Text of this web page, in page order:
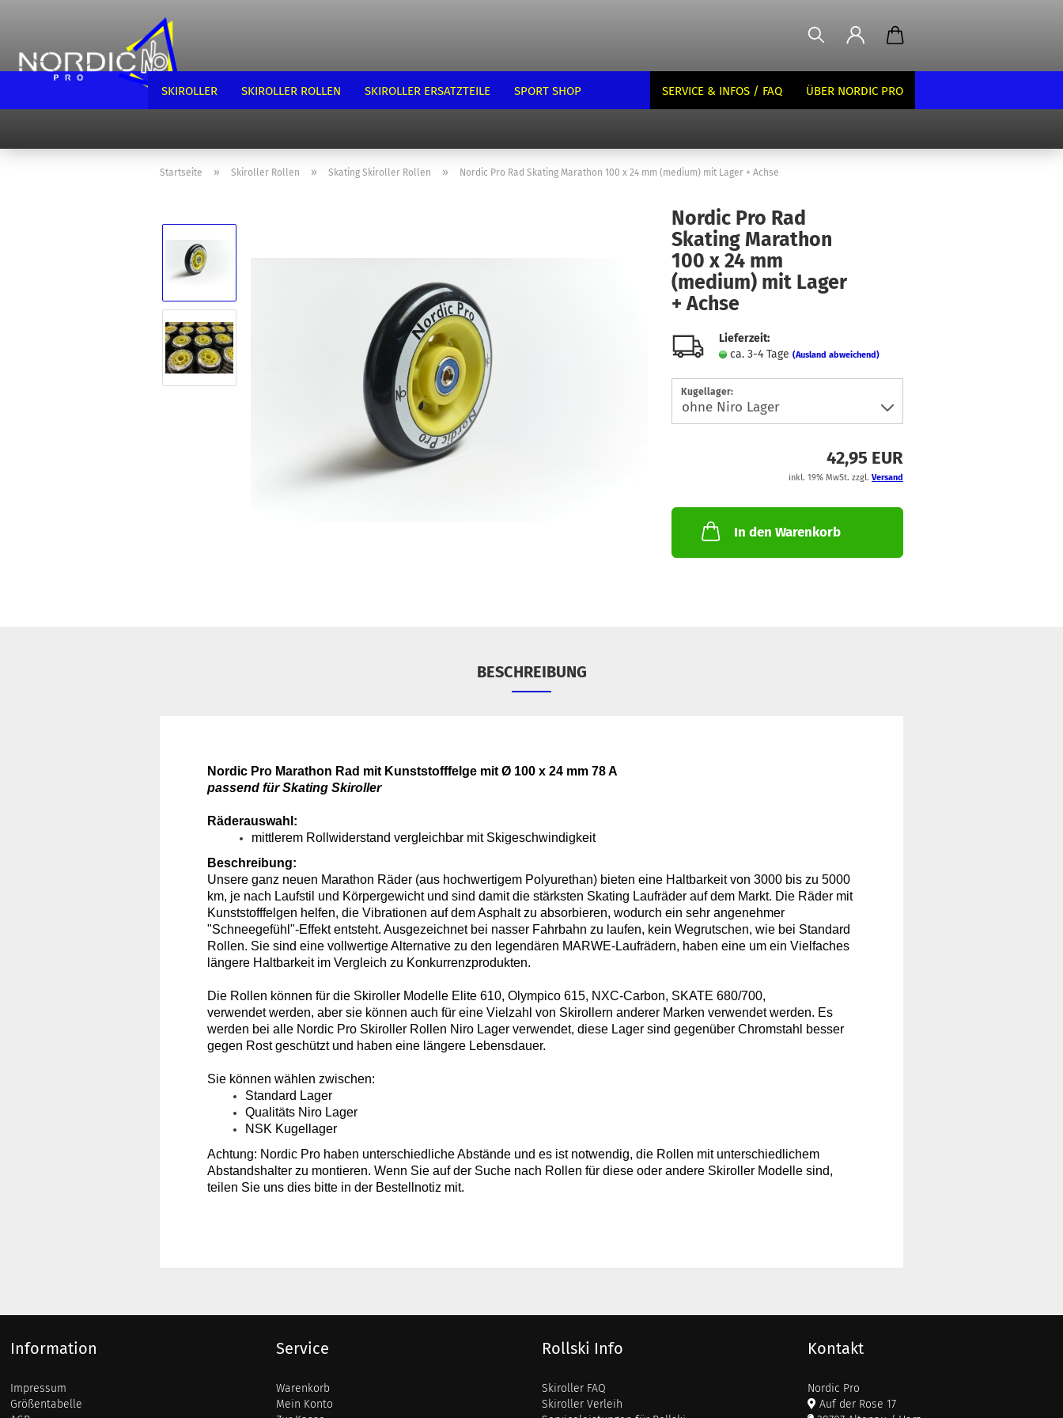
SKIROLLER SKIROLLER ROLLEN SKIROLLER ERSATZTEILE SPORT SHOP SERVICE & INFOS / FAQ ÜBER NORDIC PRO
Startseite » Skiroller Rollen » Skating Skiroller Rollen » Nordic Pro Rad Skating Marathon 100 x 24 mm (medium) mit Lager + Achse
Nordic Pro Rad
Skating Marathon
100 x 24 mm
(medium) mit Lager
+ Achse
Lieferzeit:
ca. 3-4 Tage (Ausland abweichend)
Kugellager:
42,95 EUR
inkl. 19% MwSt. zzgl. Versand
In den Warenkorb
BESCHREIBUNG
Nordic Pro Marathon Rad mit Kunststofffelge mit Ø 100 x 24 mm 78 A
passend für Skating Skiroller
Räderauswahl:
mittlerem Rollwiderstand vergleichbar mit Skigeschwindigkeit
Beschreibung:
Unsere ganz neuen Marathon Räder (aus hochwertigem Polyurethan) bieten eine Haltbarkeit von 3000 bis zu 5000
km, je nach Laufstil und Körpergewicht und sind damit die stärksten Skating Laufräder auf dem Markt. Die Räder mit
Kunststofffelgen helfen, die Vibrationen auf dem Asphalt zu absorbieren, wodurch ein sehr angenehmer
"Schneegefühl"-Effekt entsteht. Ausgezeichnet bei nasser Fahrbahn zu laufen, kein Wegrutschen, wie bei Standard
Rollen. Sie sind eine vollwertige Alternative zu den legendären MARWE-Laufrädern, haben eine um ein Vielfaches
längere Haltbarkeit im Vergleich zu Konkurrenzprodukten.
Die Rollen können für die Skiroller Modelle Elite 610, Olympico 615, NXC-Carbon, SKATE 680/700,
verwendet werden, aber sie können auch für eine Vielzahl von Skirollern anderer Marken verwendet werden. Es
werden bei alle Nordic Pro Skiroller Rollen Niro Lager verwendet, diese Lager sind gegenüber Chromstahl besser
gegen Rost geschützt und haben eine längere Lebensdauer.
Sie können wählen zwischen:
Standard Lager
Qualitäts Niro Lager
NSK Kugellager
Achtung: Nordic Pro haben unterschiedliche Abstände und es ist notwendig, die Rollen mit unterschiedlichem
Abstandshalter zu montieren. Wenn Sie auf der Suche nach Rollen für diese oder andere Skiroller Modelle sind,
teilen Sie uns dies bitte in der Bestellnotiz mit.
Information
Impressum
Größentabelle
Service
Warenkorb
Mein Konto
Rollski Info
Skiroller FAQ
Skiroller Verleih
Kontakt
Nordic Pro
Auf der Rose 17